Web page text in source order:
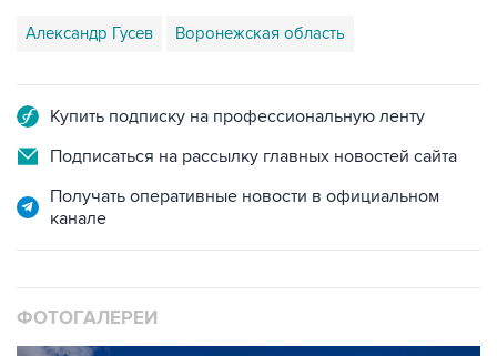
Александр Гусев Воронежская область
Купить подписку на профессиональную ленту
Подписаться на рассылку главных новостей сайта
Получать оперативные новости в официальном
канале
ФОТОГАЛЕРЕИ